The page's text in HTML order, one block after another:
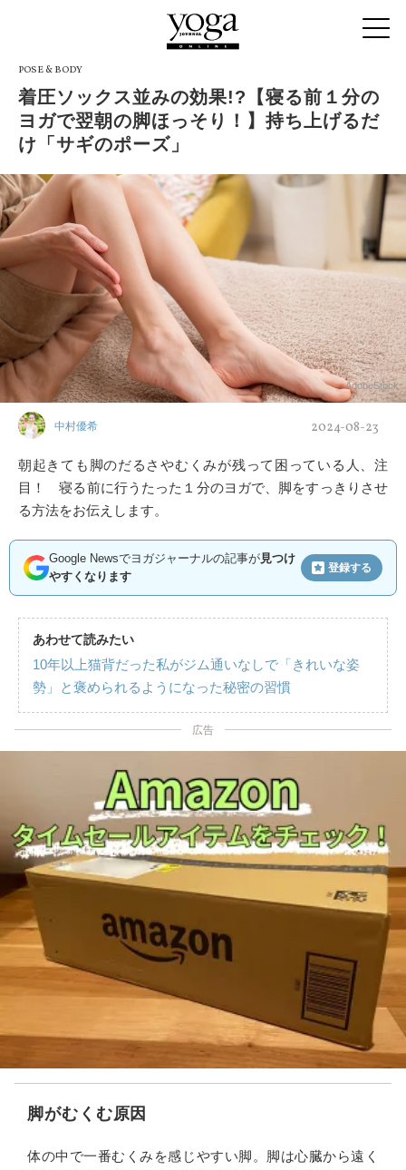
POSE & BODY
着圧ソックス並みの効果!?【寝る前１分の
ヨガで翌朝の脚ほっそり！】持ち上げるだ
け「サギのポーズ」
AdobeStock
中村優希 2024-08-23
朝起きても脚のだるさやむくみが残って困っている人、注
目！ 寝る前に行うたった１分のヨガで、脚をすっきりさせ
る方法をお伝えします。
Google Newsでヨガジャーナルの記事が見つけ
やすくなります
登録する
あわせて読みたい
10年以上猫背だった私がジム通いなしで「きれいな姿
勢」と褒められるようになった秘密の習慣
広告
脚がむくむ原因
体の中で一番むくみを感じやすい脚。脚は心臓から遠く